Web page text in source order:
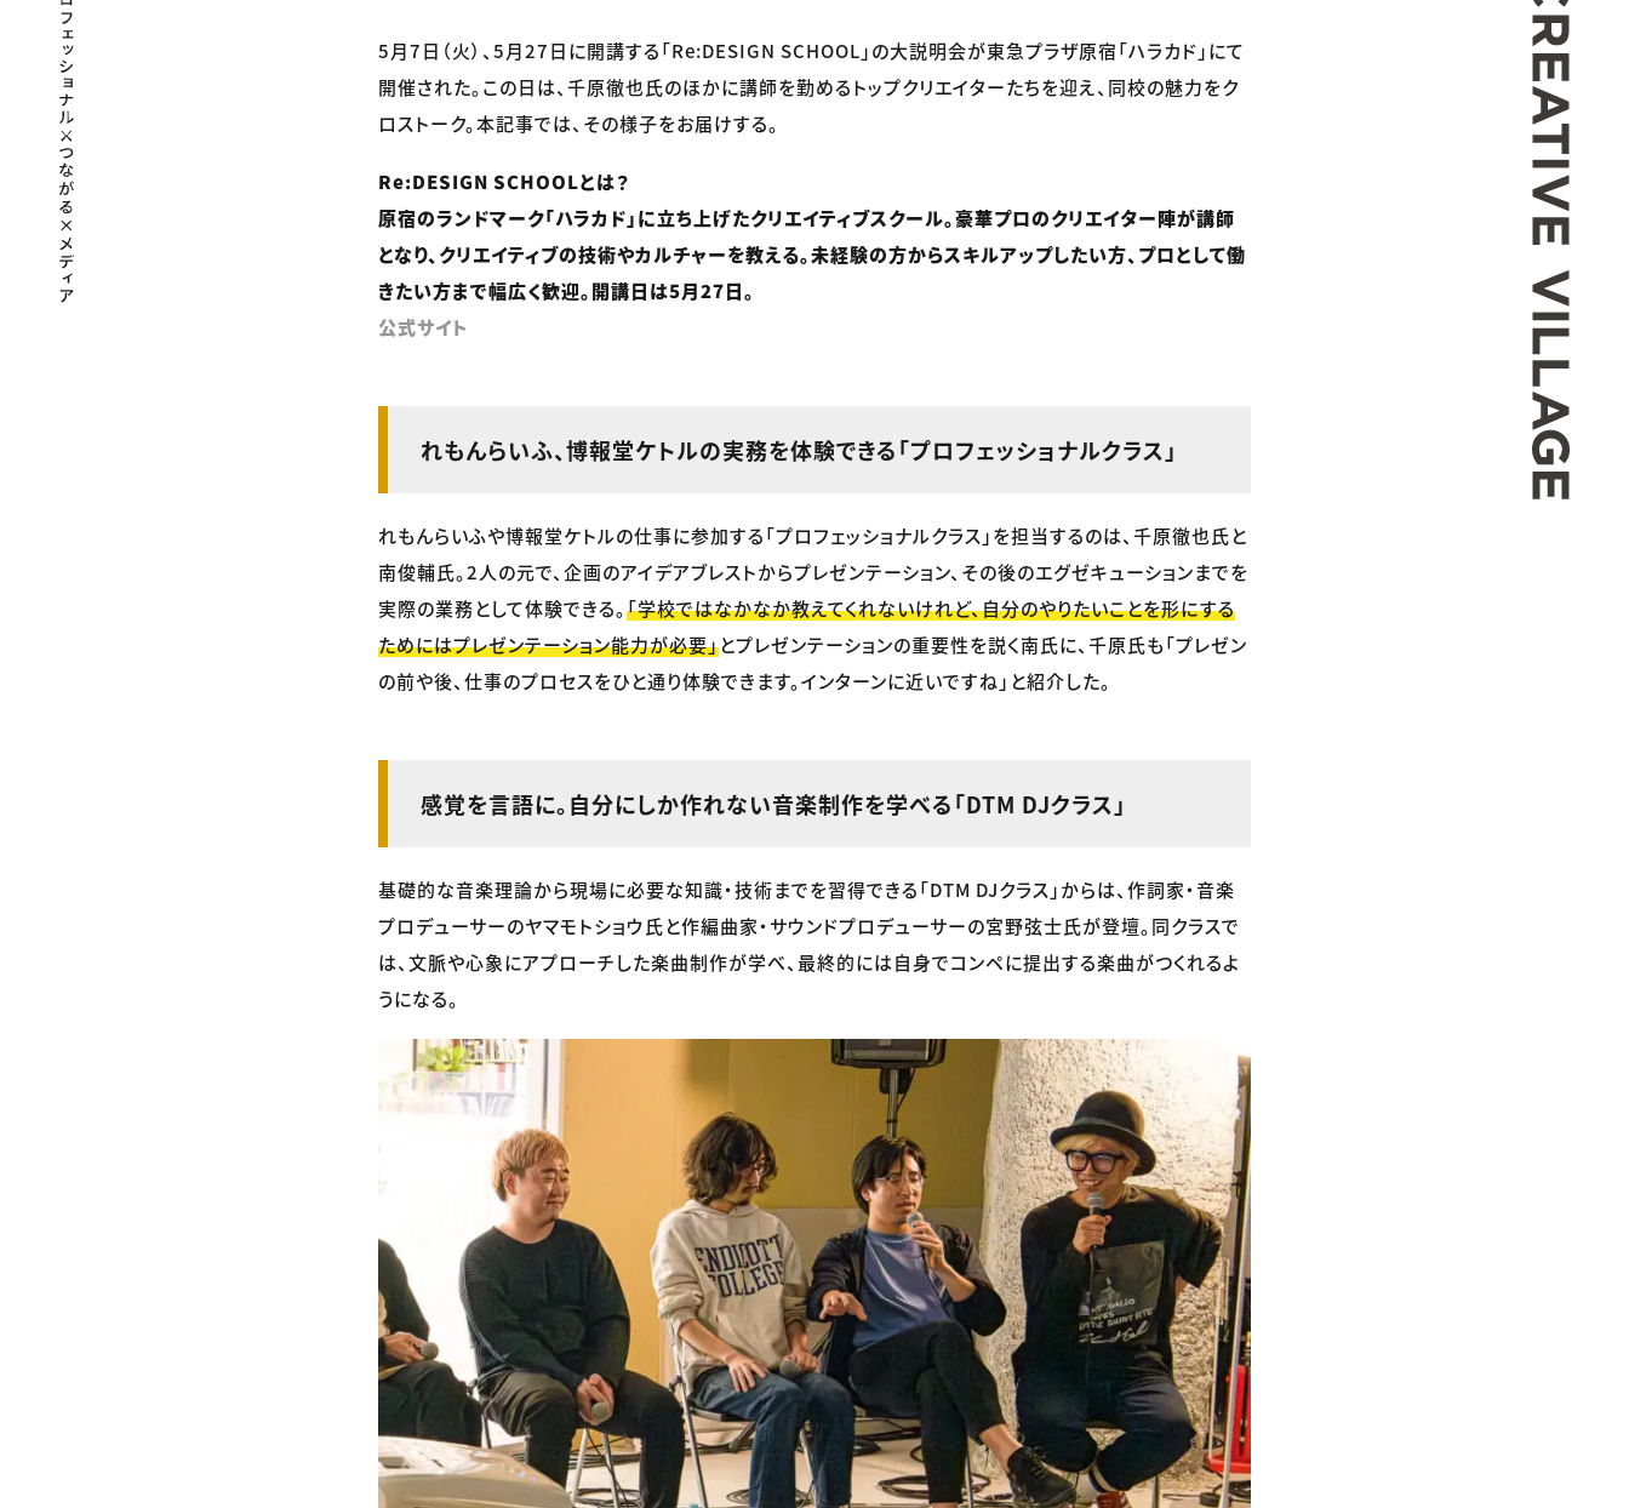
5月7日（火）、5月27日に開講する「Re:DESIGN SCHOOL」の大説明会が東急プラザ原宿「ハラカド」にて
開催された。この日は、千原徹也氏のほかに講師を勤めるトップクリエイターたちを迎え、同校の魅力をク
ロストーク。本記事では、その様子をお届けする。
Re:DESIGN SCHOOLとは？
原宿のランドマーク「ハラカド」に立ち上げたクリエイティブスクール。豪華プロのクリエイター陣が講師
となり、クリエイティブの技術やカルチャーを教える。未経験の方からスキルアップしたい方、プロとして働
きたい方まで幅広く歓迎。開講日は5月27日。
公式サイト
れもんらいふ、博報堂ケトルの実務を体験できる「プロフェッショナルクラス」
れもんらいふや博報堂ケトルの仕事に参加する「プロフェッショナルクラス」を担当するのは、千原徹也氏と
南俊輔氏。2人の元で、企画のアイデアブレストからプレゼンテーション、その後のエグゼキューションまでを
実際の業務として体験できる。「学校ではなかなか教えてくれないけれど、自分のやりたいことを形にする
ためにはプレゼンテーション能力が必要」とプレゼンテーションの重要性を説く南氏に、千原氏も「プレゼン
の前や後、仕事のプロセスをひと通り体験できます。インターンに近いですね」と紹介した。
感覚を言語に。自分にしか作れない音楽制作を学べる「DTM DJクラス」
基礎的な音楽理論から現場に必要な知識・技術までを習得できる「DTM DJクラス」からは、作詞家・音楽
プロデューサーのヤマモトショウ氏と作編曲家・サウンドプロデューサーの宮野弦士氏が登壇。同クラスで
は、文脈や心象にアプローチした楽曲制作が学べ、最終的には自身でコンペに提出する楽曲がつくれるよ
うになる。